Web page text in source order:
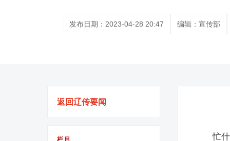
发布日期：2023-04-28 20:47 编辑：宣传部
返回辽传要闻
栏目
忙